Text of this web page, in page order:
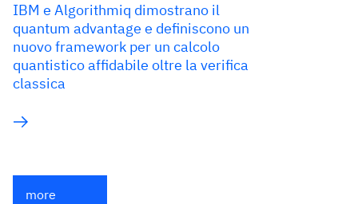
IBM e Algorithmiq dimostrano il
quantum advantage e definiscono un
nuovo framework per un calcolo
quantistico affidabile oltre la verifica
classica
more